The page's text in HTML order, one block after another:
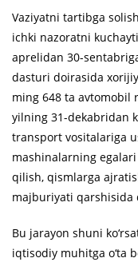
Vaziyatni tartibga
ichki nazoratni
aprelidan 30-
dasturi doirasida
ming 648 ta avtomobil
yilning 31-dekabridan
transport vositalariga
mashinalarning
qilish, qismlarga
majburiyati qarshisida
Bu jarayon shuni
iqtisodiy muhitga o‘ta